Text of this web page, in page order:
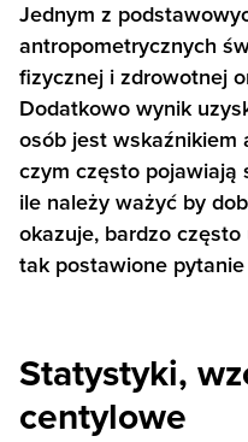
Jednym z
antropometrycznych
fizycznej i zdrowotnej
Dodatkowo wynik
osób jest wskaźnikiem
czym często pojawiają
ile należy ważyć by
okazuje, bardzo
tak postawione
Statystyki,
centylowe